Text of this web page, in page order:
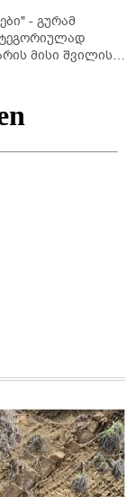
- გუ­რა­მ
მისი შვი­ლის